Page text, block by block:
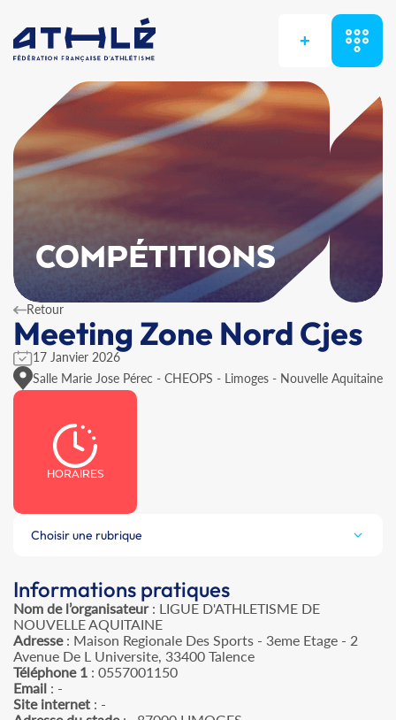
+
COMPÉTITIONS
Retour
Meeting Zone Nord Cjes
17 Janvier 2026
Salle Marie Jose Pérec - CHEOPS - Limoges - Nouvelle Aquitaine
HORAIRES
Choisir une rubrique
Informations pratiques
Nom de l’organisateur: LIGUE D'ATHLETISME DE
NOUVELLE AQUITAINE
Adresse: Maison Regionale Des Sports - 3eme Etage - 2
Avenue De L Universite, 33400 Talence
Téléphone 1 : 0557001150
Email : -
Site internet : -